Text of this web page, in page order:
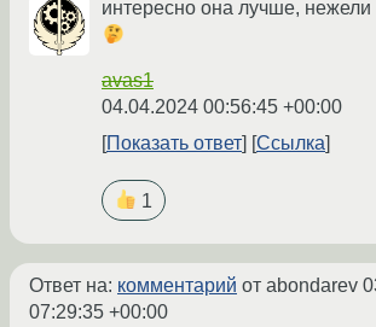
интересно она лучше,
avas1
04.04.2024 00:56:45 +00:00
Показать ответ
Ссылка
1
Ответ на: комментарий от abondarev
07:29:35 +00:00